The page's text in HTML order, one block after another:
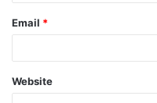
Email *
Website